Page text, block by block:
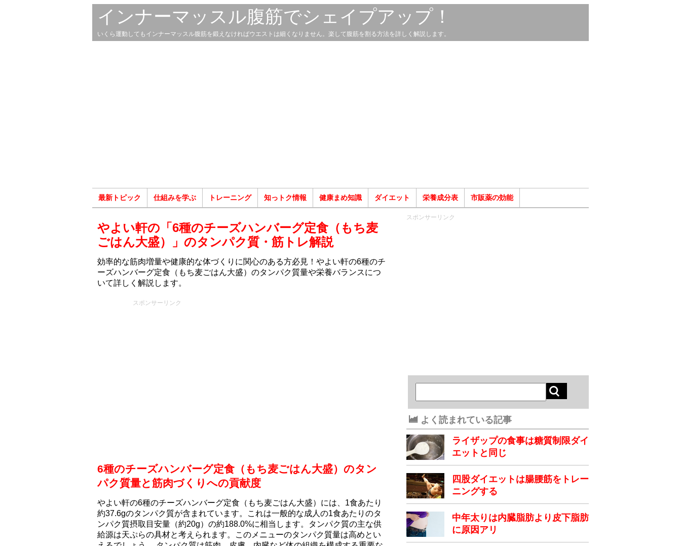
インナーマッスル腹筋でシェイプアップ！
いくら運動してもインナーマッスル腹筋を鍛えなければウエストは細くなりません。楽して腹筋を割る方法を詳しく解説します。
最新トピック 仕組みを学ぶ トレーニング 知っトク情報 健康まめ知識 ダイエット 栄養成分表 市販薬の効能
やよい軒の「6種のチーズハンバーグ定食（もち⻨
ごはん大盛）」のタンパク質・筋トレ解説
効率的な筋肉増量や健康的な体づくりに関心のある方必見！やよい軒の6種のチ
ーズハンバーグ定食（もち⻨ごはん大盛）のタンパク質量や栄養バランスにつ
いて詳しく解説します。
スポンサーリンク
6種のチーズハンバーグ定食（もち⻨ごはん大盛）のタン
パク質量と筋肉づくりへの貢献度
やよい軒の6種のチーズハンバーグ定食（もち⻨ごはん大盛）には、1食あたり
約37.6gのタンパク質が含まれています。これは一般的な成人の1食あたりのタ
ンパク質摂取目安量（約20g）の約188.0%に相当します。タンパク質の主な供
給源は天ぷらの具材と考えられます。このメニューのタンパク質量は高めとい
スポンサーリンク
よく読まれている記事
ライザップの食事は糖質制限ダイ
エットと同じ
四股ダイエットは腸腰筋をトレー
ニングする
中年太りは内臓脂肪より皮下脂肪
に原因アリ